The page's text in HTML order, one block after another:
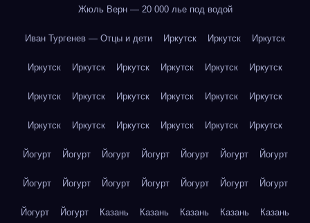
Жюль Верн — 20 000 лье под водой
Иван Тургенев — Отцы и дети Иркутск Иркутск Иркутск
Иркутск Иркутск Иркутск Иркутск Иркутск Иркутск
Иркутск Иркутск Иркутск Иркутск Иркутск Иркутск
Иркутск Иркутск Иркутск Иркутск Иркутск Иркутск
Йогурт Йогурт Йогурт Йогурт Йогурт Йогурт Йогурт
Йогурт Йогурт Йогурт Йогурт Йогурт Йогурт Йогурт
Йогурт Йогурт Казань Казань Казань Казань Казань